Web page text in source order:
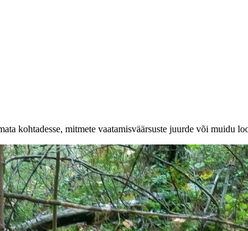
kohtadesse, mitmete vaatamisväärsuste juurde või muidu